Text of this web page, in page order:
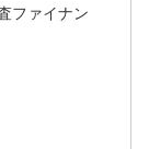
ファイナン